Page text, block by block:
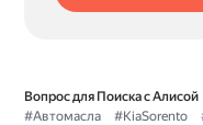
Вопрос для Поиска с Алисой
#Автомасла
#KiaSorento